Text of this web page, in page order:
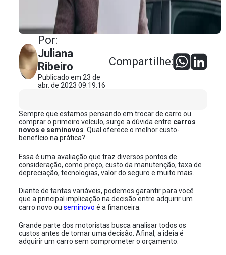
Por:
Juliana
Ribeiro
Publicado em 23 de
abr. de 2023 09:19:16
Compartilhe:
Sempre que estamos pensando em trocar de carro ou
comprar o primeiro veículo, surge a dúvida entre carros
novos e seminovos . Qual oferece o melhor custo-
benefício na prática?
Essa é uma avaliação que traz diversos pontos de
consideração, como preço, custo da manutenção, taxa de
depreciação, tecnologias, valor do seguro e muito mais.
Diante de tantas variáveis, podemos garantir para você
que a principal implicação na decisão entre adquirir um
carro novo ouseminovo é a financeira.
Grande parte dos motoristas busca analisar todos os
custos antes de tomar uma decisão. Afinal, a ideia é
adquirir um carro sem comprometer o orçamento.